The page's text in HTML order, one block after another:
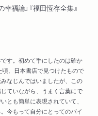
福論』『福田恆存全集』
す。初めて手にしたのは確か
、日本書店で見つけたもので
なじんではいましたが、この
ていながら、うまく言葉にで
とも簡単に表現されていて、
今もって自分にとってのバイ